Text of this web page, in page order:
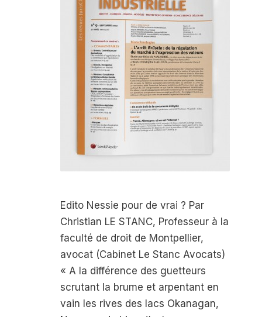
Edito Nessie pour de vrai ? Par
Christian LE STANC, Professeur à la
faculté de droit de Montpellier,
avocat (Cabinet Le Stanc Avocats)
« A la différence des guetteurs
scrutant la brume et arpentant en
vain les rives des lacs Okanagan,